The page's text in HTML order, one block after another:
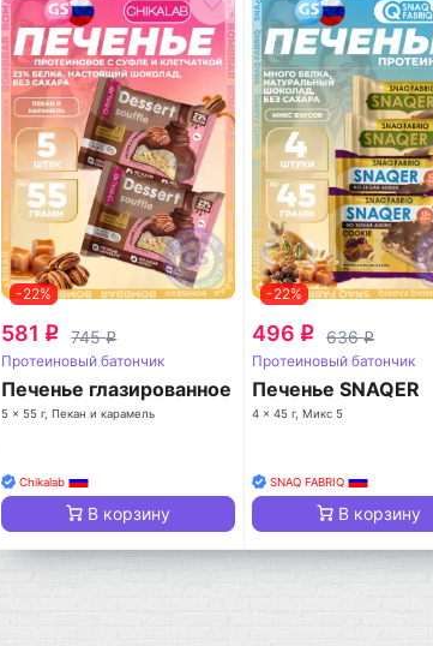
-22%
581 q 745q
Протеиновый батончик
Печенье глазированное
5 x 55 г, Пекан и карамель
Chikalab
В корзину
-22%
496 q 636q
Протеиновый батончик
Печенье SNAQER
4 x 45 г, Микс 5
SNAQ FABRIQ
В корзину